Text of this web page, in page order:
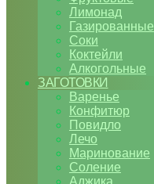
Лимонад
Газированные
Соки
Коктейли
Алкогольные
ЗАГОТОВКИ
Варенье
Конфитюр
Повидло
Лечо
Маринование
Соление
Аджика